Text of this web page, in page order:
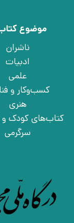
موضوع
ناشران
ادبیات
علمی
کسب‌وکار و
هنری
کتاب‌های کودک و
سرگرمی